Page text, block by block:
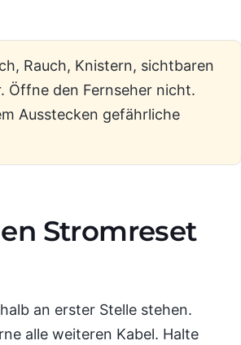
Rauch, Knistern, sichtbaren
Öffne den Fernseher nicht.
Ausstecken gefährliche
Stromreset
an erster Stelle stehen.
alle weiteren Kabel. Halte